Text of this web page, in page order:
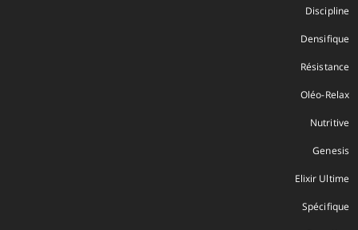
Discipline
Densifique
Résistance
Oléo-Relax
Nutritive
Genesis
Elixir Ultime
Spécifique